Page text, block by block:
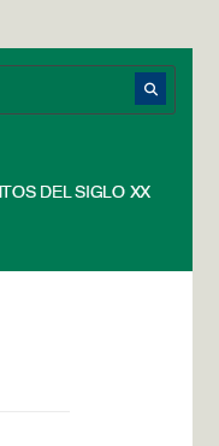
DEL SIGLO XX